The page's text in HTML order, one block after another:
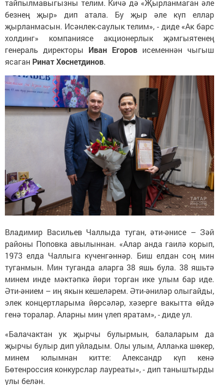
тайпылмавыгызны телим. Кичә дә «Җырланмаган әле
безнең җыр» дип атала. Бу җыр әле күп еллар
җырланмасын. Исәнлек-саулык телим», - диде «Ак барс
холдинг» компаниясе акционерлык җәмгыятенең
генераль директоры Иван Егоров исеменнән чыгыш
ясаган Ринат Хөснетдинов.
Владимир Васильев Чаллыда туган, әти-әнисе – Зәй
районы Поповка авылыннан. «Алар анда гаилә корып,
1973 елда Чаллыга күченгәннәр. Биш елдан соң мин
туганмын. Мин туганда аларга 38 яшь була. 38 яшьтә
минем инде мәктәпкә йөри торган ике улым бар иде.
Әти-әнием – иң якын кешеләрем. Әти-әниләр олыгайды,
элек концертларыма йөрсәләр, хәзерге вакытта өйдә
генә торалар. Аларны мин үлеп яратам», - диде ул.
«Балачактан ук җырчы булырмын, балаларым да
җырчы булыр дип уйладым. Олы улым, Аллаһка шөкер,
минем юлымнан китте: Александр күп кенә
Бөтенроссия конкурслар лауреаты», - дип таныштырды
улы белән.